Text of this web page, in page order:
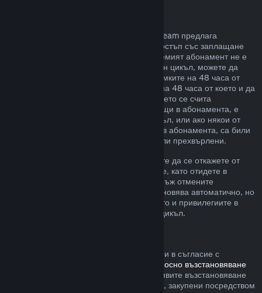
За някои видове съдържание и услуги Steam предлага
периодичен (напр. месечен, годишен) достъп със заплащане
чрез повтарящо таксуване. Ако подновяемият абонамент не е
използван по време на текущия платежен цикъл, можете да
поискате възстановяване на цената в рамките на 48 часа от
първоначалната покупка или в рамките на 48 часа от което и да
е автоматично подновяване. Съдържанието се счита
използвано, ако някоя от игрите, попадащи в абонамента, е
била играна през текущия платежен цикъл, или ако някои от
привилегиите или отстъпките, включени в абонамента, са били
използвани, изразходвани, променени или прехвърлени.
Моля, обърнете внимание, че Вие можете да се откажете от
даден активен абонамент по всяко време, като отидете в
. Щом веднъж отмените
абонамента си, той вече няма да се подновява автоматично, но
Вие ще запазите достъп до съдържанието и привилегиите в
него до края на Вашия текущ платежен цикъл.
В рамките на приемлив времеви период и в съгласие с
политиката относно възстановяване
, Вие можете да заявите възстановяване
на сумата за Steam хардуер и аксесоари, закупени посредством